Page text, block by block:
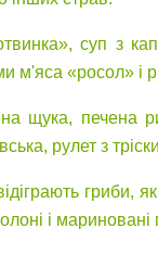
суп з
м'яса «росол» і
щука, печена
рулет з
гриби,
і мариновані